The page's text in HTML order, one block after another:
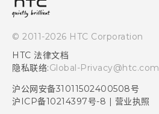
投资人
加入HTC
© 2011-2026 HTC Corporation
HTC 法律文档
隐私联络:Global-Privacy@htc.com
沪公网安备31011502400508号
沪ICP备10214397号-8
营业执照